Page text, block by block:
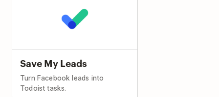
Save My Leads
Turn Facebook leads into
Todoist tasks.